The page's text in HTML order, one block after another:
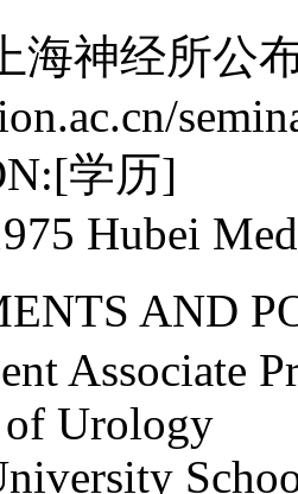
海神经所公
学历]
Hubei
AND
Associate
of Urology